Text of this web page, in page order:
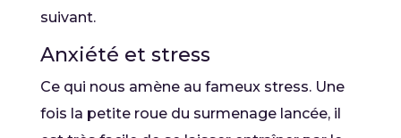
suivant.
Anxiété et stress
Ce qui nous amène au fameux stress. Une
fois la petite roue du surmenage lancée, il